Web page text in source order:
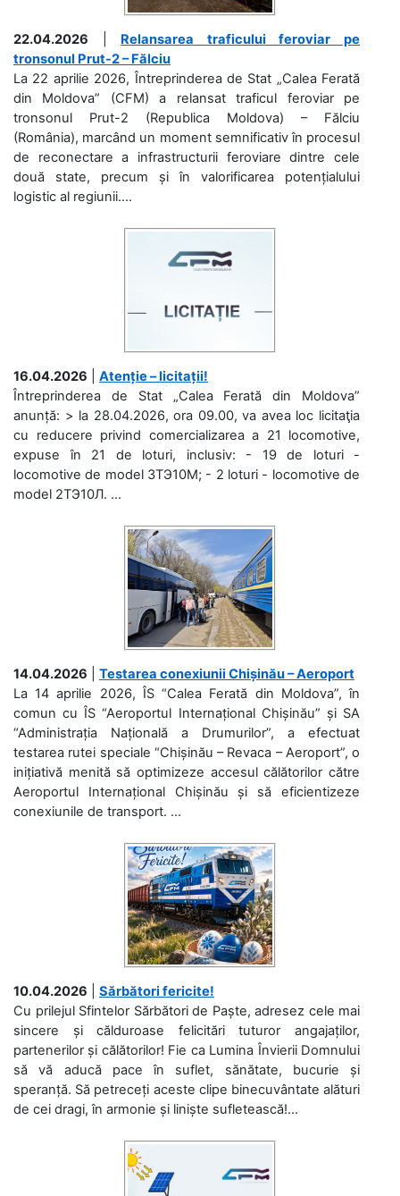
22.04.2026
Relansarea traficului feroviar pe
tronsonul Prut-2 – Fălciu
La 22 aprilie 2026, Întreprinderea de Stat „Calea Ferată
din Moldova” (CFM) a relansat traficul feroviar pe
tronsonul Prut-2 (Republica Moldova) – Fălciu
(România), marcând un moment semnificativ în procesul
de reconectare a infrastructurii feroviare dintre cele
două state, precum și în valorificarea potențialului
logistic al regiunii....
16.04.2026
Atenție – licitații!
Întreprinderea de Stat „Calea Ferată din Moldova”
anunță: > la 28.04.2026, ora 09.00, va avea loc licitaţia
cu reducere privind comercializarea a 21 locomotive,
expuse în 21 de loturi, inclusiv: - 19 de loturi -
locomotive de model 3ТЭ10М; - 2 loturi - locomotive de
model 2ТЭ10Л. ...
14.04.2026
Testarea conexiunii Chișinău – Aeroport
La 14 aprilie 2026, ÎS “Calea Ferată din Moldova”, în
comun cu ÎS “Aeroportul Internațional Chișinău” și SA
“Administrația Națională a Drumurilor”, a efectuat
testarea rutei speciale “Chișinău – Revaca – Aeroport”, o
inițiativă menită să optimizeze accesul călătorilor către
Aeroportul Internațional Chișinău și să eficientizeze
conexiunile de transport. ...
10.04.2026
Sărbători fericite!
Cu prilejul Sfintelor Sărbători de Paște, adresez cele mai
sincere și călduroase felicitări tuturor angajaților,
partenerilor și călătorilor! Fie ca Lumina Învierii Domnului
să vă aducă pace în suflet, sănătate, bucurie și
speranță. Să petreceți aceste clipe binecuvântate alături
de cei dragi, în armonie și liniște sufletească!...